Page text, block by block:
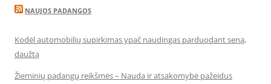
NAUJOS PADANGOS
Kodėl automobilių supirkimas ypač naudingas parduodant seną,
daužtą
Žieminių padangų reikšmės – Nauda ir atsakomybė pažeidus